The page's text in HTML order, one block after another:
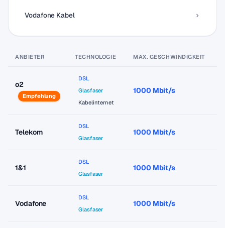
Vodafone Kabel
ANBIETER TECHNOLOGIE MAX. GESCHWINDIGKEIT
o2
Empfehlung
DSL
Glasfaser
Kabelinternet
1000 Mbit/s
Telekom
DSL
Glasfaser
1000 Mbit/s
1&1
DSL
Glasfaser
1000 Mbit/s
Vodafone
DSL
Glasfaser
1000 Mbit/s